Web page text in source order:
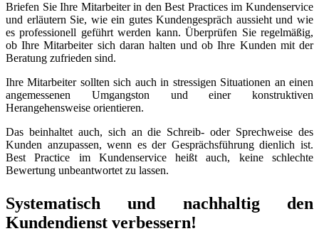
Briefen Sie Ihre Mitarbeiter in den Best Practices im Kundenservice
und erläutern Sie, wie ein gutes Kundengespräch aussieht und wie
es professionell geführt werden kann. Überprüfen Sie regelmäßig,
ob Ihre Mitarbeiter sich daran halten und ob Ihre Kunden mit der
Beratung zufrieden sind.
Ihre Mitarbeiter sollten sich auch in stressigen Situationen an einen
angemessenen Umgangston und einer konstruktiven
Herangehensweise orientieren.
Das beinhaltet auch, sich an die Schreib- oder Sprechweise des
Kunden anzupassen, wenn es der Gesprächsführung dienlich ist.
Best Practice im Kundenservice heißt auch, keine schlechte
Bewertung unbeantwortet zu lassen.
Systematisch und nachhaltig den
Kundendienst verbessern!